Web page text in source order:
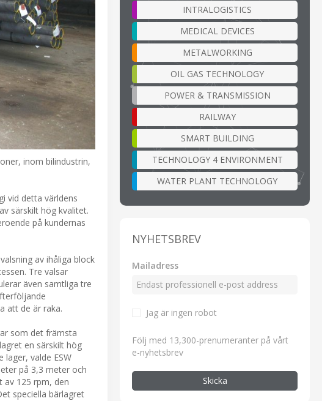
inom bilindustrin,
vid detta världens
särskilt hög kvalitet.
på kundernas
av ihåliga block
Tre valsar
även samtliga tre
att de är raka.
som det främsta
en särskilt hög
valde ESW
på 3,3 meter och
125 rpm, den
speciella bärlagret
INTRALOGISTICS
MEDICAL DEVICES
METALWORKING
OIL GAS TECHNOLOGY
POWER & TRANSMISSION
RAILWAY
SMART BUILDING
TECHNOLOGY 4 ENVIRONMENT
WATER PLANT TECHNOLOGY
NYHETSBREV
Mailadress
Jag är ingen robot
Följ med 13,300-prenumeranter på vårt
e-nyhetsbrev
Skicka